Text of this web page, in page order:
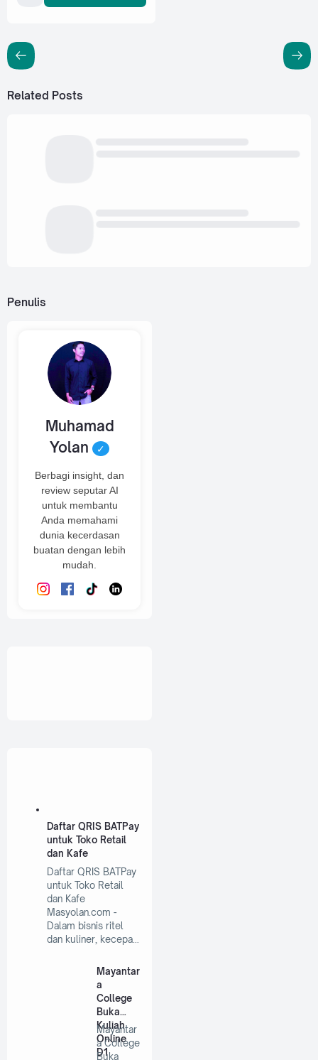
Related Posts
Penulis
Muhamad
Yolan
✓
Berbagi insight, dan
review seputar AI
untuk membantu
Anda memahami
dunia kecerdasan
buatan dengan lebih
mudah.
Daftar QRIS BATPay
untuk Toko Retail
dan Kafe
Daftar QRIS BATPay
untuk Toko Retail
dan Kafe
Masyolan.com -
Dalam bisnis ritel
dan kuliner, kecepa…
Mayantar
a
College
Buka
Kuliah
Online
D1
Mayantar
a College
Buka